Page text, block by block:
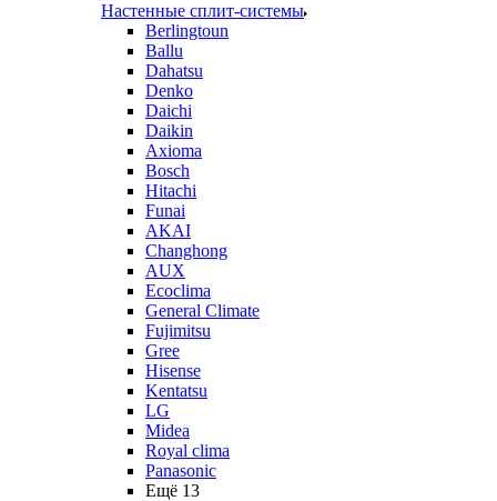
Настенные сплит-системы
Berlingtoun
Ballu
Dahatsu
Denko
Daichi
Daikin
Axioma
Bosch
Hitachi
Funai
AKAI
Changhong
AUX
Ecoclima
General Climate
Fujimitsu
Gree
Hisense
Kentatsu
LG
Midea
Royal clima
Panasonic
Ещё 13